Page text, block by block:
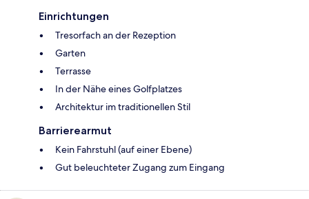
Einrichtungen
Tresorfach an der Rezeption
Garten
Terrasse
In der Nähe eines Golfplatzes
Architektur im traditionellen Stil
Barrierearmut
Kein Fahrstuhl (auf einer Ebene)
Gut beleuchteter Zugang zum Eingang